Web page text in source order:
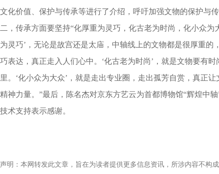
文化价值、保护与传承等进行了介绍，呼吁加强文物的保护与
二，传承方面要坚持“化厚重为灵巧，化古老为时尚，化小众为
为灵巧’，无论是故宫还是太庙，中轴线上的文物都是很厚重的
巧表达，真正走入人们心中。‘化古老为时尚’，就是文物要有
里。‘化小众为大众’，就是走出专业圈，走出孤芳自赏，真正
精神力量。”最后，陈名杰对京东方艺云为首都博物馆“辉煌中
技术支持表示感谢。
声明：本网转发此文章，旨在为读者提供更多信息资讯，所涉内容不构